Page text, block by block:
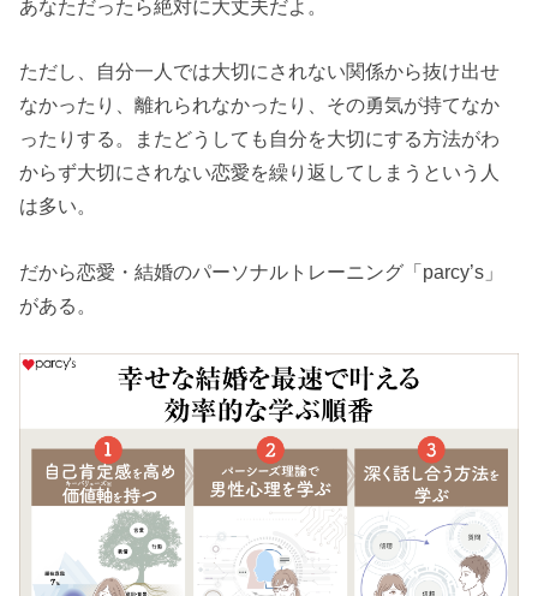
あなただったら絶対に大丈夫だよ。
ただし、自分一人では大切にされない関係から抜け出せ
なかったり、離れられなかったり、その勇気が持てなか
ったりする。またどうしても自分を大切にする方法がわ
からず大切にされない恋愛を繰り返してしまうという人
は多い。
だから恋愛・結婚のパーソナルトレーニング「parcy’s」
がある。